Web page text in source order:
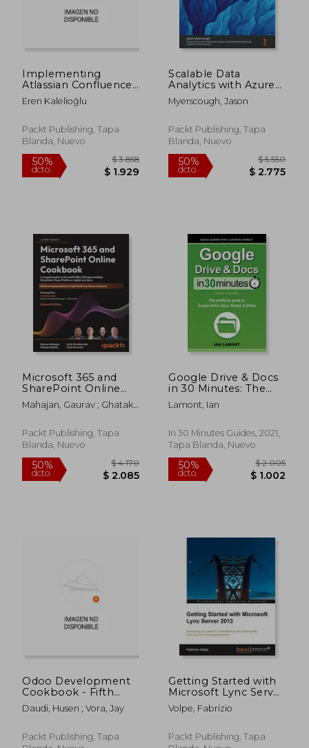
dcto. $ 4.390 dcto.
Implementing
Atlassian Confluence:
Strategies, Tips, and
Insights to Enhance
Collaboration Using
Confluence (en
Eren Kalelioğlu
Packt Publishing, Tapa
Blanda, Nuevo
50%
dcto. $ 1.929
Scalable Data
Analytics with Azure
Data Explorer:
Modern ways to
perform real-time
data analysis on large
Inglés)
Myerscough, Jason
Packt Publishing, Tapa
Blanda, Nuevo
50%
dcto. $
Microsoft 365 and
SharePoint Online
Cookbook - Second
Edition: A complete
Office 365 apps
including SharePoint,
(en Inglés)
Mahajan, Gaurav ; Ghatak,
Nate
Packt Publishing, Tapa
Blanda, Nuevo
Google Drive & Docs
in 30 Minutes: The
Unofficial Guide to
Google Drive, Docs,
Inglés)
Lamont, Ian
In 30 Minutes Guides, 2021,
Tapa Blanda, Nuevo
Odoo Development
Cookbook - Fifth
Edition: Build
effective business
the latest features in
Daudi, Husen ; Vora, Jay
Packt Publishing, Tapa
Getting Started with
Microsoft Lync Server
2013 (en Inglés)
Volpe, Fabrizio
Packt Publishing, Tapa